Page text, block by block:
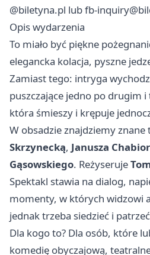
@biletyna.pl lubfb-
Opis wydarzenia
To miało być piękne
elegancka kolacja, pyszne
Zamiast tego: intryga
puszczające jedno po drugim
która śmieszy i krępuje
W obsadzie znajdziemy znane
Skrzynecką, Janusza
Gąsowskiego. Reżyseruje
Spektakl stawia na dialog,
momenty, w których widzowi
jednak trzeba siedzieć i
Dla kogo to? Dla osób, które
komedię obyczajową,